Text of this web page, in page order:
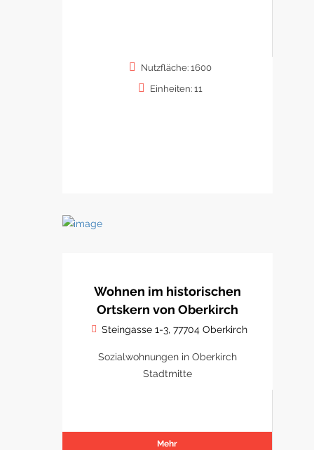
Nutzfläche: 1600
Einheiten: 11
Wohnen im historischen
Ortskern von Oberkirch
Steingasse 1-3, 77704 Oberkirch
Sozialwohnungen in Oberkirch
Stadtmitte
Mehr